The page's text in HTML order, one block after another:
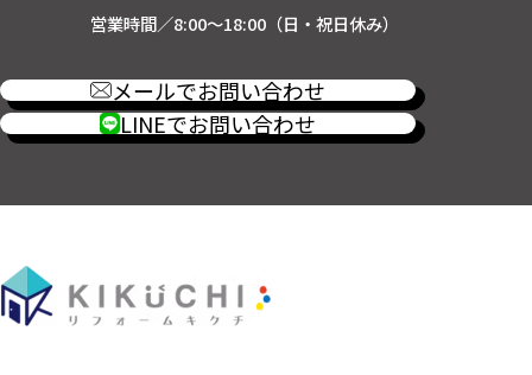
営業時間／8:00～18:00（日・祝日休み）
メールでお問い合わせ
LINEでお問い合わせ